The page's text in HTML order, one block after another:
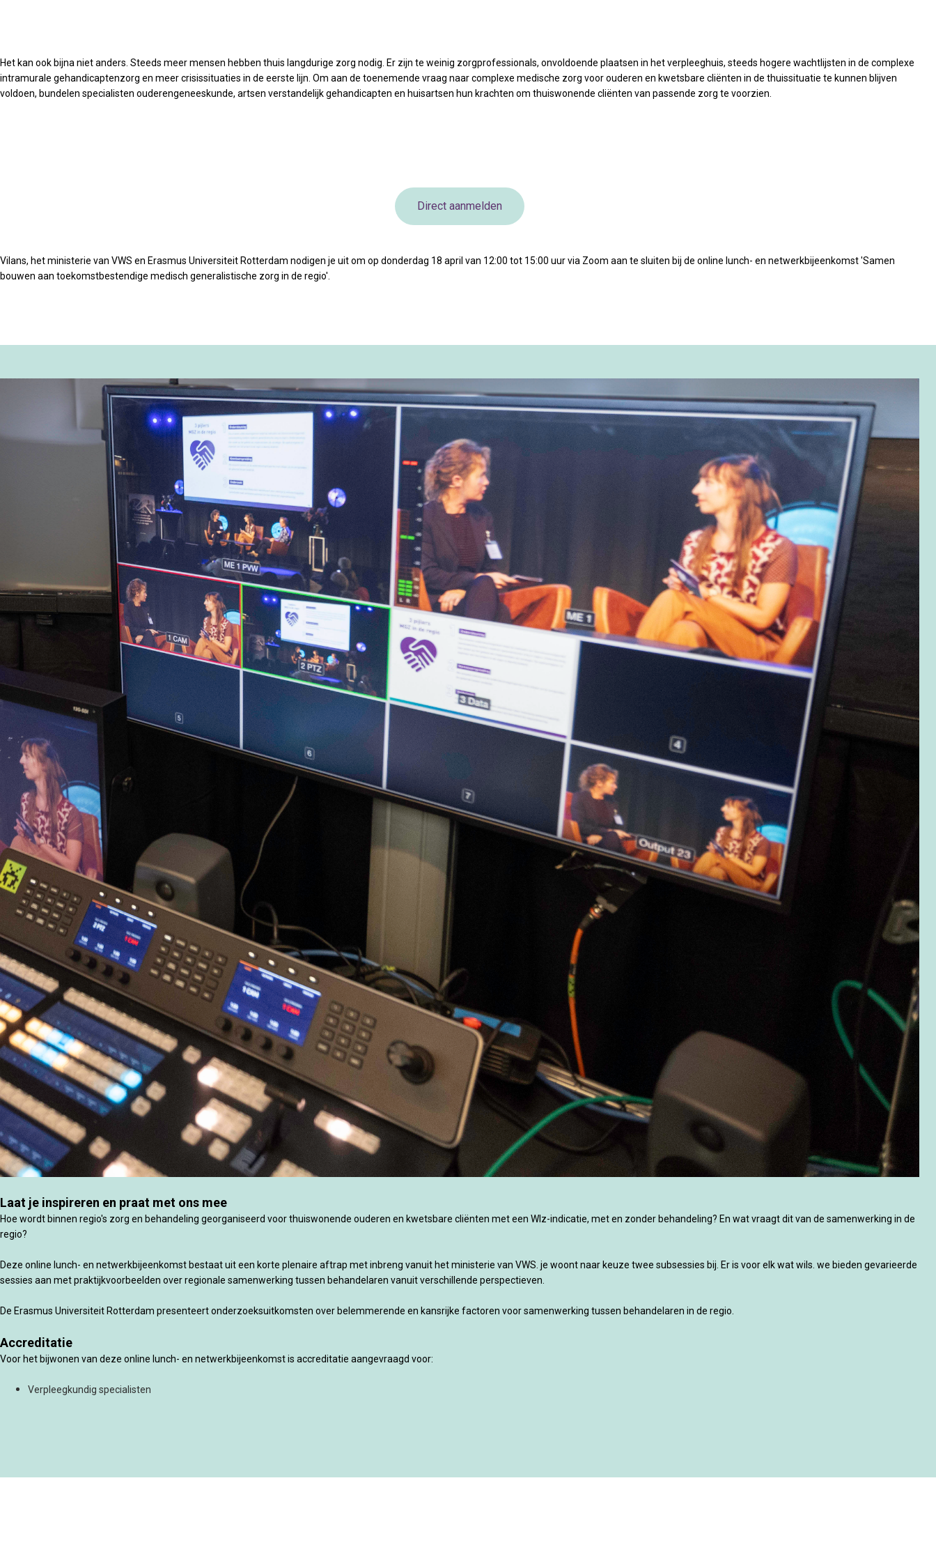
Het kan ook bijna niet anders. Steeds meer mensen hebben thuis langdurige zorg nodig. Er zijn te weinig zorgprofessionals, onvoldoende plaatsen in het verpleeghuis, steeds hogere wachtlijsten in de complexe
intramurale gehandicaptenzorg en meer crisissituaties in de eerste lijn. Om aan de toenemende vraag naar complexe medische zorg voor ouderen en kwetsbare cliënten in de thuissituatie te kunnen blijven
voldoen, bundelen specialisten ouderengeneeskunde, artsen verstandelijk gehandicapten en huisartsen hun krachten om thuiswonende cliënten van passende zorg te voorzien.
Direct aanmelden
Vilans, het ministerie van VWS en Erasmus Universiteit Rotterdam nodigen je uit om op donderdag 18 april van 12:00 tot 15:00 uur via Zoom aan te sluiten bij de online lunch- en netwerkbijeenkomst 'Samen
bouwen aan toekomstbestendige medisch generalistische zorg in de regio'.
Laat je inspireren en praat met ons mee
Hoe wordt binnen regio's zorg en behandeling georganiseerd voor thuiswonende ouderen en kwetsbare cliënten met een Wlz-indicatie, met en zonder behandeling? En wat vraagt dit van de samenwerking in de
regio?
Deze online lunch- en netwerkbijeenkomst bestaat uit een korte plenaire aftrap met inbreng vanuit het ministerie van VWS. je woont naar keuze twee subsessies bij. Er is voor elk wat wils. we bieden gevarieerde
sessies aan met praktijkvoorbeelden over regionale samenwerking tussen behandelaren vanuit verschillende perspectieven.
De Erasmus Universiteit Rotterdam presenteert onderzoeksuitkomsten over belemmerende en kansrijke factoren voor samenwerking tussen behandelaren in de regio.
Accreditatie
Voor het bijwonen van deze online lunch- en netwerkbijeenkomst is accreditatie aangevraagd voor:
Verpleegkundig specialisten